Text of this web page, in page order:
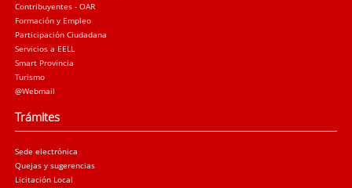
Contribuyentes - OAR
Formación y Empleo
Participación Ciudadana
Servicios a EELL
Smart Provincia
Turismo
@Webmail
Trámites
Sede electrónica
Quejas y sugerencias
Licitación Local